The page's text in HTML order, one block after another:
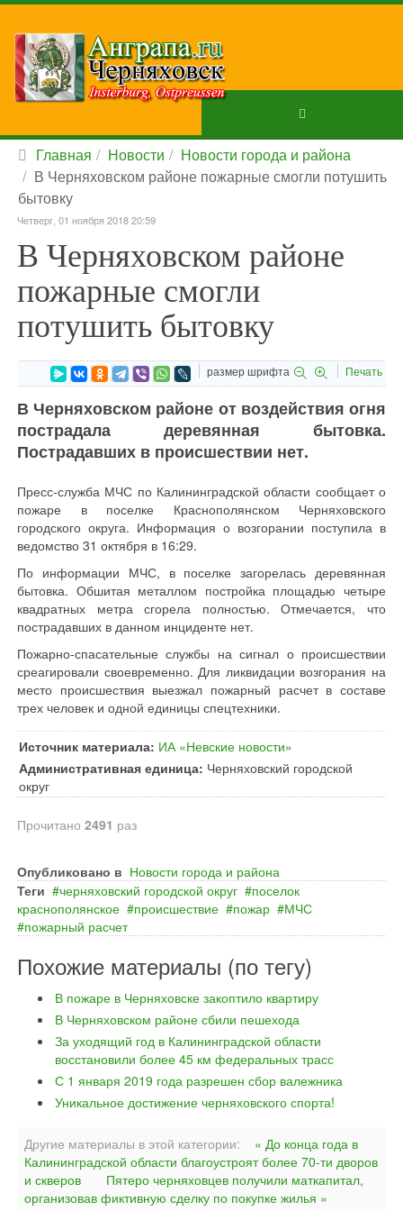
Главная Новости
Новости города и района
В Черняховском районе пожарные смогли потушить
бытовку
Четверг, 01 ноября 2018 20:59
В Черняховском районе
пожарные смогли
потушить бытовку
размер шрифта Печать
В Черняховском районе от воздействия огня
пострадала деревянная бытовка.
Пострадавших в происшествии нет.
Пресс-служба МЧС по Калининградской области сообщает о
пожаре в поселке Краснополянском Черняховского
городского округа. Информация о возгорании поступила в
ведомство 31 октября в 16:29.
По информации МЧС, в поселке загорелась деревянная
бытовка. Обшитая металлом постройка площадью четыре
квадратных метра сгорела полностью. Отмечается, что
пострадавших в данном инциденте нет.
Пожарно-спасательные службы на сигнал о происшествии
среагировали своевременно. Для ликвидации возгорания на
место происшествия выезжал пожарный расчет в составе
трех человек и одной единицы спецтехники.
Источник материала: ИА «Невские новости»
Административная единица: Черняховский городской
округ
Прочитано 2491 раз
Опубликовано в Новости города и района
Теги
черняховский городской округ
поселок
краснополянское
происшествие пожар
МЧС
пожарный расчет
Похожие материалы (по тегу)
В пожаре в Черняховске закоптило квартиру
В Черняховском районе сбили пешехода
За уходящий год в Калининградской области
восстановили более 45 км федеральных трасс
С 1 января 2019 года разрешен сбор валежника
Уникальное достижение черняховского спорта!
Другие материалы в этой категории:
« До конца года в
Калининградской области благоустроят более 70-ти дворов
и скверов
Пятеро черняховцев получили маткапитал,
организовав фиктивную сделку по покупке жилья »